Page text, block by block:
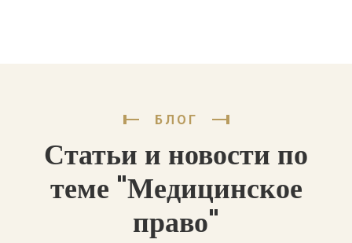
БЛОГ
Статьи и новости по
теме "Медицинское
право"